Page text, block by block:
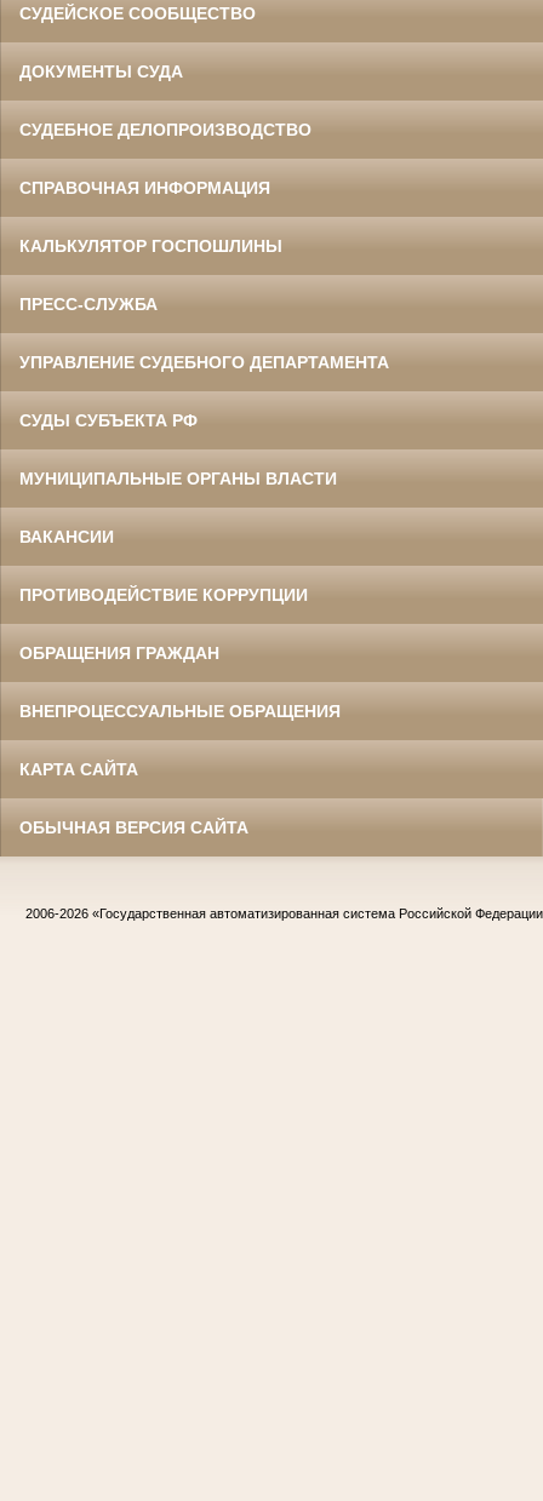
СУДЕЙСКОЕ СООБЩЕСТВО
ДОКУМЕНТЫ СУДА
СУДЕБНОЕ ДЕЛОПРОИЗВОДСТВО
СПРАВОЧНАЯ ИНФОРМАЦИЯ
КАЛЬКУЛЯТОР ГОСПОШЛИНЫ
ПРЕСС-СЛУЖБА
УПРАВЛЕНИЕ СУДЕБНОГО ДЕПАРТАМЕНТА
СУДЫ СУБЪЕКТА РФ
МУНИЦИПАЛЬНЫЕ ОРГАНЫ ВЛАСТИ
ВАКАНСИИ
ПРОТИВОДЕЙСТВИЕ КОРРУПЦИИ
ОБРАЩЕНИЯ ГРАЖДАН
ВНЕПРОЦЕССУАЛЬНЫЕ ОБРАЩЕНИЯ
КАРТА САЙТА
ОБЫЧНАЯ ВЕРСИЯ САЙТА
2006-2026 «Государственная автоматизированная система Российской